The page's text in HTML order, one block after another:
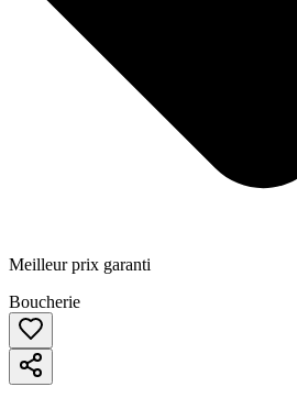
Meilleur prix garanti
Boucherie